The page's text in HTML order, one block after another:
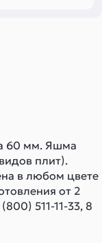
60 мм. Яшма
плит).
в любом цвете
от 2
511-11-33, 8